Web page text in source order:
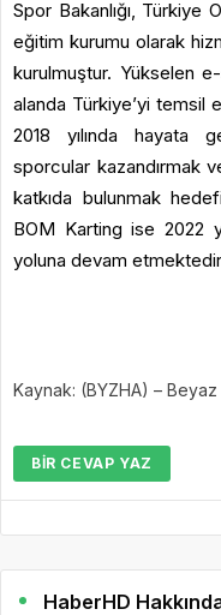
Spor Bakanlığı, Türkiye
eğitim kurumu olarak
kurulmuştur. Yükselen
alanda Türkiye’yi temsil
2018 yılında hayata
sporcular kazandırmak
katkıda bulunmak
BOM Karting ise 2022
yoluna devam
Kaynak: (BYZHA) – Beyaz
BIR CEVAP YAZ
HaberHD